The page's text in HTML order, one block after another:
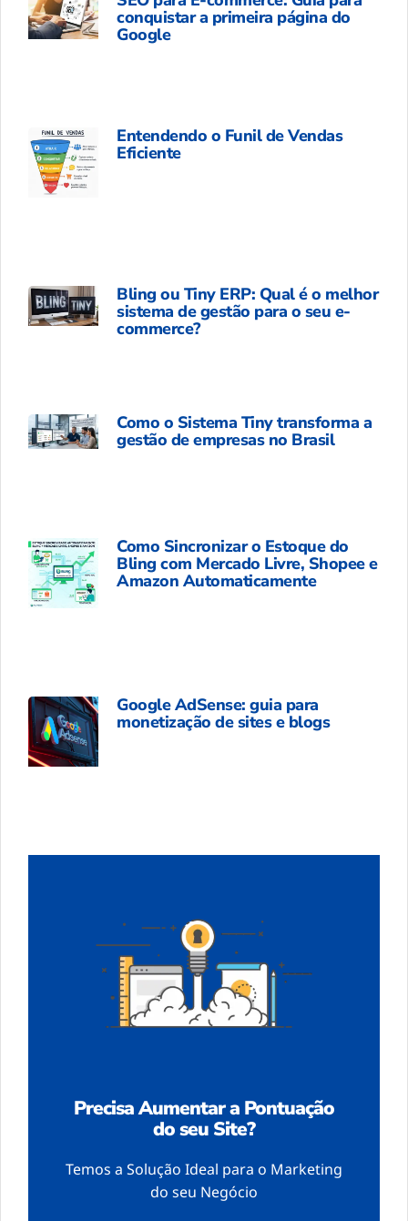
conquistar a primeira página do
Google
Entendendo o Funil de Vendas
Eficiente
Bling ou Tiny ERP: Qual é o melhor
sistema de gestão para o seu e-
commerce?
Como o Sistema Tiny transforma a
gestão de empresas no Brasil
Como Sincronizar o Estoque do
Bling com Mercado Livre, Shopee e
Amazon Automaticamente
Google AdSense: guia para
monetização de sites e blogs
Precisa Aumentar a Pontuação
do seu Site?
Temos a Solução Ideal para o Marketing
do seu Negócio